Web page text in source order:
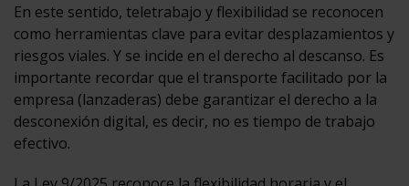
En este sentido, teletrabajo y flexibilidad se reconocen
como herramientas clave para evitar desplazamientos y
riesgos viales. Y se incide en el derecho al descanso. Es
importante recordar que el transporte facilitado por la
empresa (lanzaderas) debe garantizar el derecho a la
desconexión digital, es decir, no es tiempo de trabajo
efectivo.